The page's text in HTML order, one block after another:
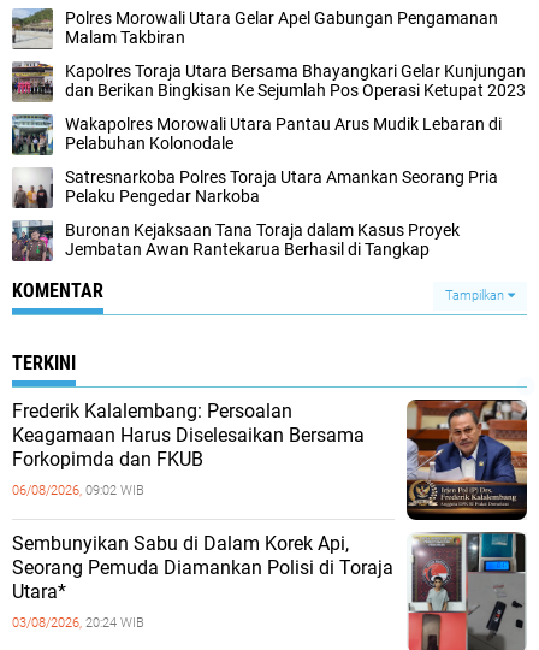
Polres Morowali Utara Gelar Apel Gabungan Pengamanan
Malam Takbiran
Kapolres Toraja Utara Bersama Bhayangkari Gelar Kunjungan
dan Berikan Bingkisan Ke Sejumlah Pos Operasi Ketupat 2023
Wakapolres Morowali Utara Pantau Arus Mudik Lebaran di
Pelabuhan Kolonodale
Satresnarkoba Polres Toraja Utara Amankan Seorang Pria
Pelaku Pengedar Narkoba
Buronan Kejaksaan Tana Toraja dalam Kasus Proyek
Jembatan Awan Rantekarua Berhasil di Tangkap
KOMENTAR Tampilkan
TERKINI
Frederik Kalalembang: Persoalan
Keagamaan Harus Diselesaikan Bersama
Forkopimda dan FKUB
06/08/2026, 09:02 WIB
Sembunyikan Sabu di Dalam Korek Api,
Seorang Pemuda Diamankan Polisi di Toraja
Utara*
03/08/2026, 20:24 WIB